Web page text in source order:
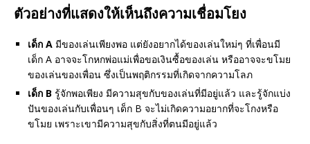
ตัวอย่างที่แสดงให้เห็นถึงความเชื่อมโยง
เด็ก A มีของเล่นเพียงพอ แต่ยังอยากได้ของเล่นใหม่ๆ ที่เพื่อนมี
เด็ก A อาจจะโกหกพ่อแม่เพื่อขอเงินซื้อของเล่น หรืออาจจะขโมย
ของเล่นของเพื่อน ซึ่งเป็นพฤติกรรมที่เกิดจากความโลภ
เด็ก B รู้จักพอเพียง มีความสุขกับของเล่นที่มีอยู่แล้ว และรู้จักแบ่ง
ปันของเล่นกับเพื่อนๆ เด็ก B จะไม่เกิดความอยากที่จะโกงหรือ
ขโมย เพราะเขามีความสุขกับสิ่งที่ตนมีอยู่แล้ว